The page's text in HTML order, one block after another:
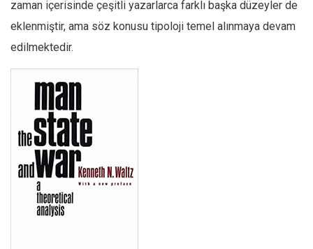
zaman içerisinde çeşitli yazarlarca farklı başka düzeyler de
eklenmiştir, ama söz konusu tipoloji temel alınmaya devam
edilmektedir.